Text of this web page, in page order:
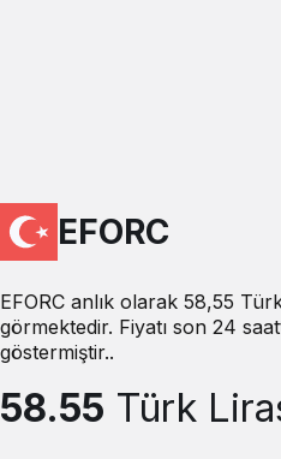
EFORC
EFORC anlık olarak 58,55
görmektedir. Fiyatı son 24
göstermiştir..
58.55 Türk